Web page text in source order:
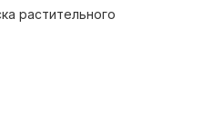
растительного